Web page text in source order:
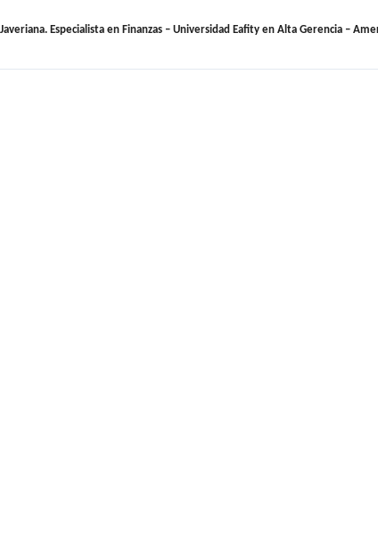
Especialista en Finanzas – Universidad Eafity en Alta Gerencia –